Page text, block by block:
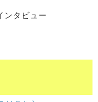
ンタビュー